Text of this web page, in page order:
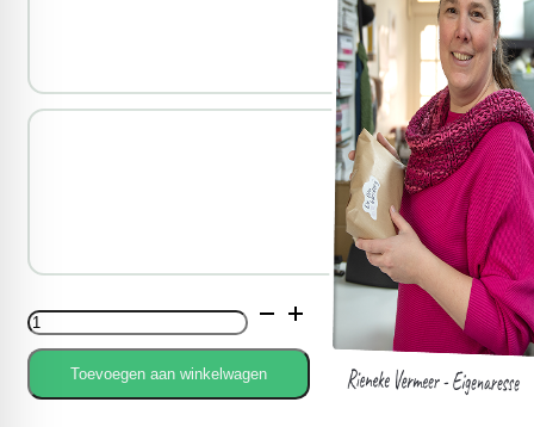
056
058
Vilt
lapje
aantalToevoegen aan winkelwagen